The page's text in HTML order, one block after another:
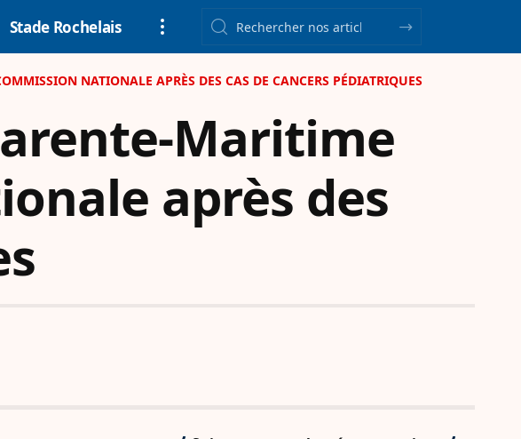
Stade Rochelais
NATIONALE APRÈS DES CAS DE CANCERS PÉDIATRIQUES
Maritime
après des